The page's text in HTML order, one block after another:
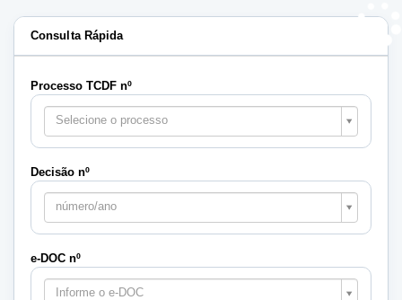
Consulta Rápida
Processo TCDF nº
Selecione o processo
Decisão nº
número/ano
e-DOC nº
Informe o e-DOC